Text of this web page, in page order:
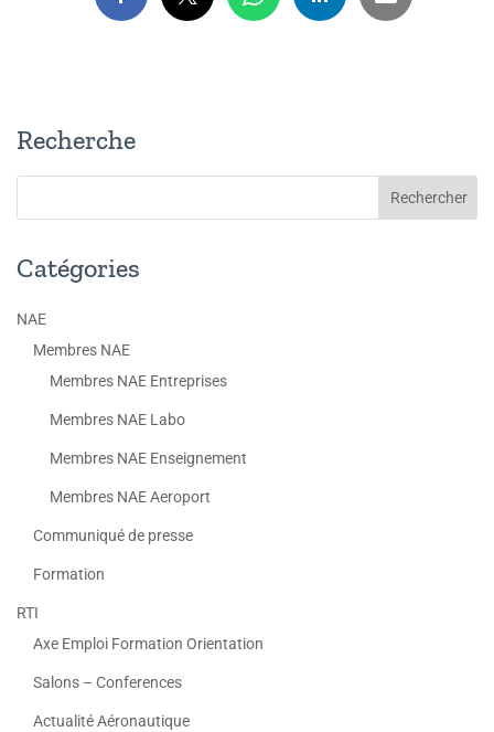
Recherche
Catégories
NAE
Membres NAE
Membres NAE Entreprises
Membres NAE Labo
Membres NAE Enseignement
Membres NAE Aeroport
Communiqué de presse
Formation
RTI
Axe Emploi Formation Orientation
Salons – Conferences
Actualité Aéronautique